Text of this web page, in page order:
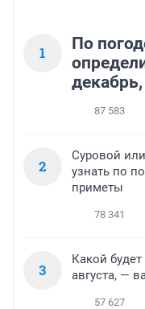
1
По
87 583
2
Суровой
узнать по
приметы
78 341
3
Какой
августа, —
57 627